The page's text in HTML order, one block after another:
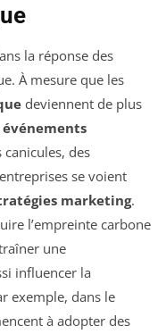
la réponse des
À mesure que les
deviennent de plus
événements
canicules, des
se voient
marketing.
l’empreinte carbone
une
influencer la
exemple, dans le
à adopter des